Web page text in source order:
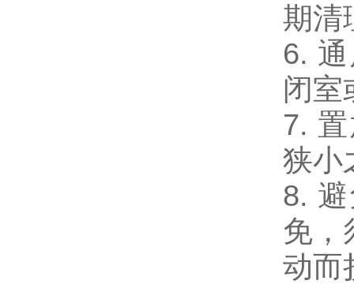
期清
6.
闭室
7.
狭小
8.
免，
动而